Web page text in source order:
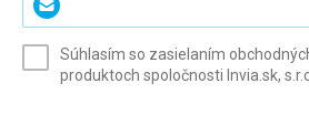
svoj
(povinné)
Súhlasím so zasielaním
produktoch spoločnosti Invia.sk,